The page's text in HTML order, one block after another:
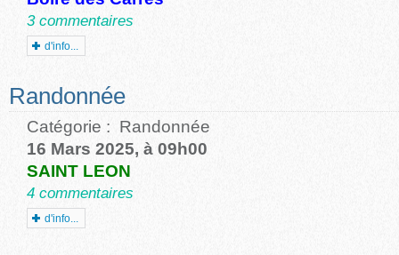
3 commentaires
d'info...
Randonnée
Catégorie : Randonnée
16 Mars 2025, à 09h00
SAINT LEON
4 commentaires
d'info...